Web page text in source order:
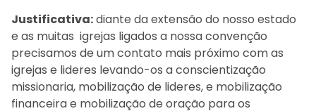
Justificativa:diante da extensão do nosso estado
e as muitas igrejas ligados a nossa convenção
precisamos de um contato mais próximo com as
igrejas e lideres levando-os a conscientização
missionaria, mobilização de lideres, e mobilização
financeira e mobilização de oração para os